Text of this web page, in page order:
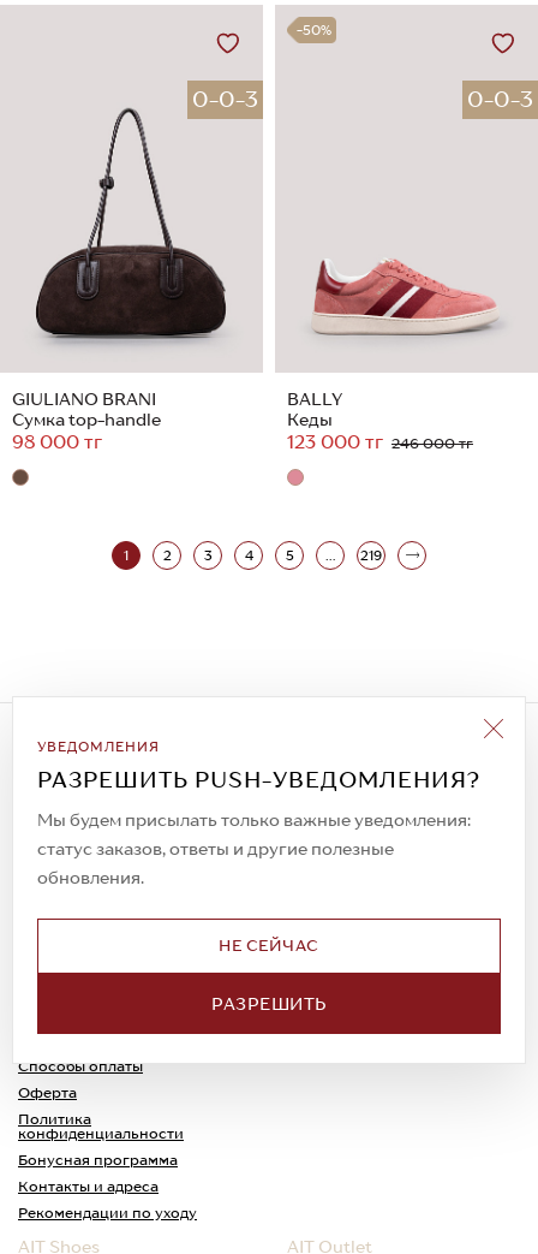
0-0-3
GIULIANO BRANI
Сумка top-handle
98 000 тг
-50%
0-0-3
BALLY
Кеды
123 000 тг 246 000 тг
1 2 3 4 5 ... 219
УВЕДОМЛЕНИЯ
РАЗРЕШИТЬ PUSH-УВЕДОМЛЕНИЯ?
Мы будем присылать только важные уведомления:
статус заказов, ответы и другие полезные
обновления.
НЕ СЕЙЧАС
РАЗРЕШИТЬ
Подписаться на рассылку
Всегда будьте в курсе новых акций и
спецпредложений!
© 2023. AIT Shoes
Все права защищены
Доставка
Способы оплаты
Оферта
Политика
конфиденциальности
Обмен и возврат
Каспи-Ред
Бонусная программа
Контакты и адреса
Рекомендации по уходу
AIT Shoes AIT Outlet